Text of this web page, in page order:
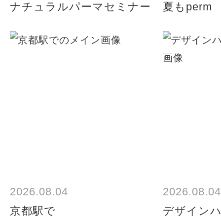
ナチュラルパーマセミナー
夏もperm
2026.08.04
京都駅で
2026.08.04
デザイン